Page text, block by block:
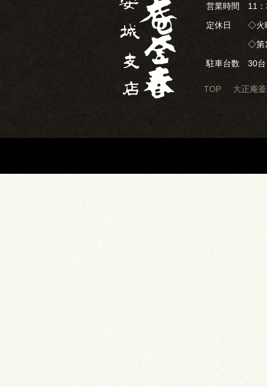
営業時間 11：
定休日 ◇火曜
◇第1・第3
駐車台数 30台
TOP 大正庵